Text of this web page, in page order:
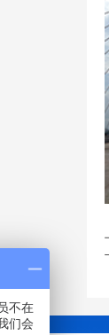
不在
们会